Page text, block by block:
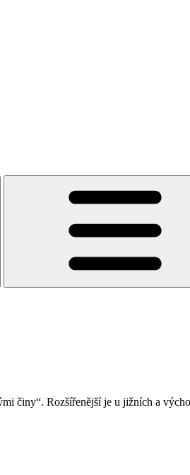
činy“. Rozšířenější je u jižních a